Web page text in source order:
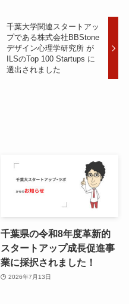
千葉大学関連スタートアッ
プである株式会社BBStone
デザイン心理学研究所 が
ILSのTop 100 Startups に
選出されました
千葉県の令和8年度⾰新的
スタートアップ成⻑促進事
業に採択されました！
2026年7月13日